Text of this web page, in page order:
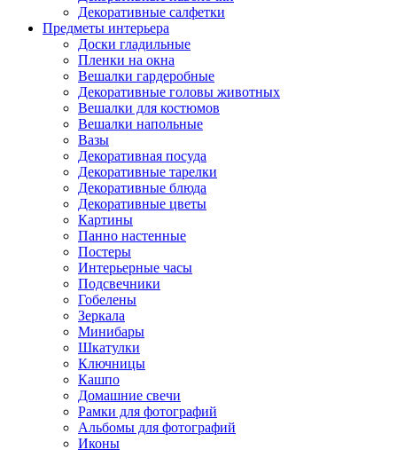
Декоративные салфетки
Предметы интерьера
Доски гладильные
Пленки на окна
Вешалки гардеробные
Декоративные головы животных
Вешалки для костюмов
Вешалки напольные
Вазы
Декоративная посуда
Декоративные тарелки
Декоративные блюда
Декоративные цветы
Картины
Панно настенные
Постеры
Интерьерные часы
Подсвечники
Гобелены
Зеркала
Минибары
Шкатулки
Ключницы
Кашпо
Домашние свечи
Рамки для фотографий
Альбомы для фотографий
Иконы